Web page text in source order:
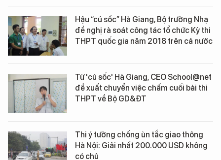
Hậu “cú sốc” Hà Giang, Bộ trưởng Nhạ
đề nghị rà soát công tác tổ chức Kỳ thi
THPT quốc gia năm 2018 trên cả nước
Từ 'cú sốc' Hà Giang, CEO School@net
đề xuất chuyển việc chấm cuối bài thi
THPT về Bộ GD&ĐT
Thi ý tưởng chống ùn tắc giao thông
Hà Nội: Giải nhất 200.000 USD không
có chủ